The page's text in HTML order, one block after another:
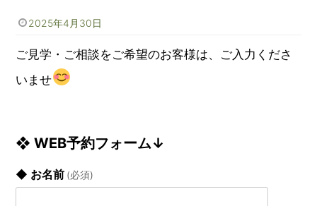
スタッフ紹介
2025年4月30日
ご見学・ご相談をご希望のお客様は、ご入力くださ
いませ
❖ WEB予約フォーム↓
◆ お名前 (必須)